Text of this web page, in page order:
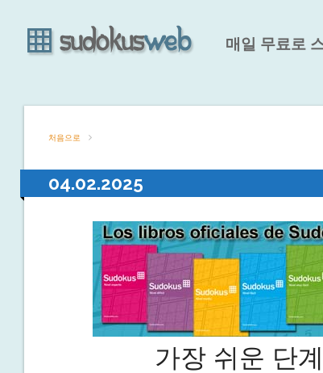
매일 무료로
처음으로
04.02.2025
가장 쉬운 단